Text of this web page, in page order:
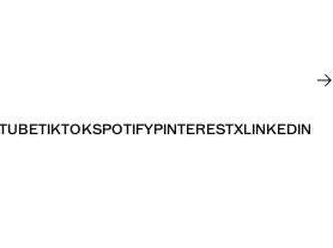
TIKTOKSPOTIFYPINTERESTXLINKEDIN